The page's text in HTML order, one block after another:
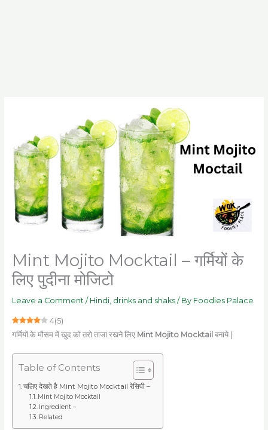
Mint Mojito Mocktail – गर्मियों के
लिए पुदीना मोजिटो
Leave a Comment / Hindi, drinks and shaks/ By Foodies Palace
4(5)
गर्मियों के मौसम में खुद को तरो ताजा रखने लिएMint Mojito Mocktail बनाये |
Table of Contents
चलिए देखते है Mint Mojito Mocktail रेसिपी –
Mint Mojito Mocktail
Ingredient –
Related